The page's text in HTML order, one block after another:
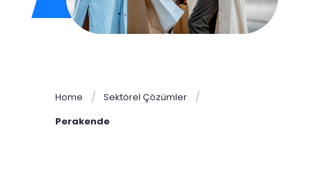
Home
Sektörel Çözümler
Perakende